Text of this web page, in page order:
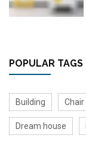
POPULAR TAGS
Building Chair
Dream house